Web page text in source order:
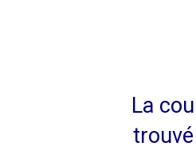
La